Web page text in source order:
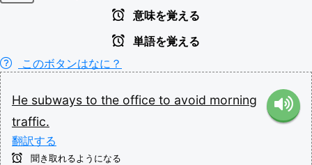
意味を覚える
単語を覚える
このボタンはなに？
He subways to the office to avoid morning
traffic.
翻訳する
聞き取れるようになる